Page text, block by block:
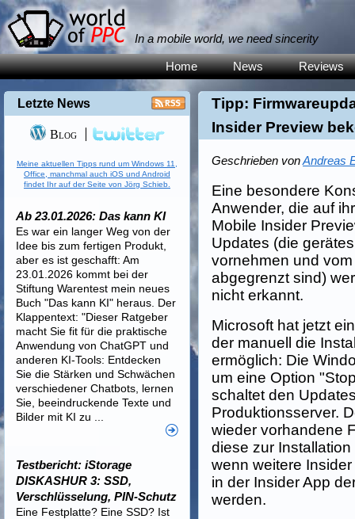
In a mobile world, we need sincerity
Home News Reviews
Tipp:
Insider Preview
Geschrieben vonAndreas
Eine besondere
Anwender, die auf
Mobile Insider
Updates (die
vornehmen und
abgegrenzt sind)
nicht erkannt.
Microsoft hat jetzt
der manuell die
ermöglich: Die
um eine Option
schaltet den
Produktionsserver.
wieder vorhandene
diese zur
wenn weitere
in der Insider App
werden.
Letzte News
Blog
Meine aktuellen Tipps rund um Windows 11,
Office, manchmal auch iOS und Android
findet Ihr auf der Seite von Jörg Schieb.
Ab 23.01.2026: Das kann KI
Es war ein langer Weg von der
Idee bis zum fertigen Produkt,
aber es ist geschafft: Am
23.01.2026 kommt bei der
Stiftung Warentest mein neues
Buch "Das kann KI" heraus. Der
Klappentext: "Dieser Ratgeber
macht Sie fit für die praktische
Anwendung von ChatGPT und
anderen KI-Tools: Entdecken
Sie die Stärken und Schwächen
verschiedener Chatbots, lernen
Sie, beeindruckende Texte und
Bilder mit KI zu ...
Testbericht: iStorage
DISKASHUR 3: SSD,
Verschlüsselung, PIN-Schutz
Eine Festplatte? Eine SSD? Ist